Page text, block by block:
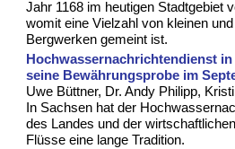
Jahr 1168 im heutigen Stadtgebiet
womit eine Vielzahl von kleinen
Bergwerken gemeint ist.
Hochwassernachrichtendienst
seine Bewährungsprobe im
Uwe Büttner, Dr. Andy Philipp,
In Sachsen hat der
des Landes und der
Flüsse eine lange Tradition.